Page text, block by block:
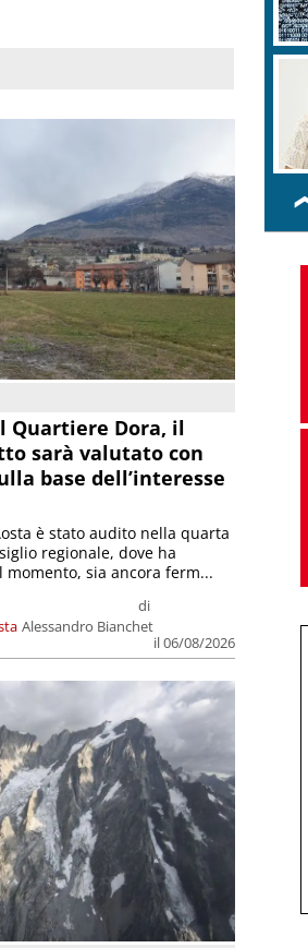
Quartiere Dora, il
sarà valutato con
base dell’interesse
di
Alessandro Bianchet
il 06/08/2026
è stato audito nella quarta
regionale, dove ha
sia ancora ferm...